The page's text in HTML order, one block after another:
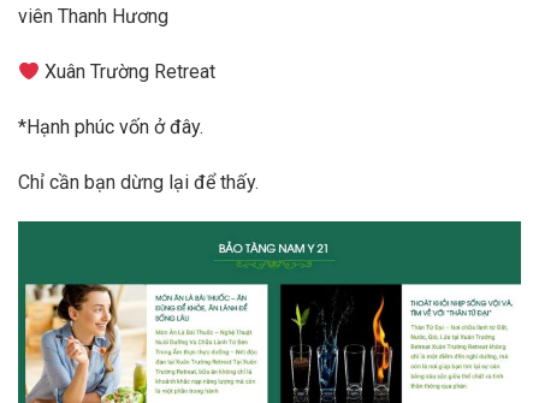
viên Thanh Hương
Xuân Trường Retreat
*Hạnh phúc vốn ở đây.
Chỉ cần bạn dừng lại để thấy.